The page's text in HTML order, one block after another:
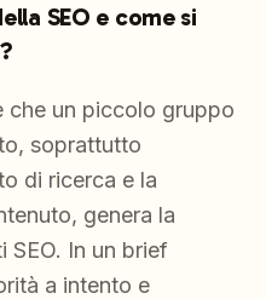
SEO e come si
che un piccolo gruppo
soprattutto
di ricerca e la
genera la
SEO. In un brief
a intento e